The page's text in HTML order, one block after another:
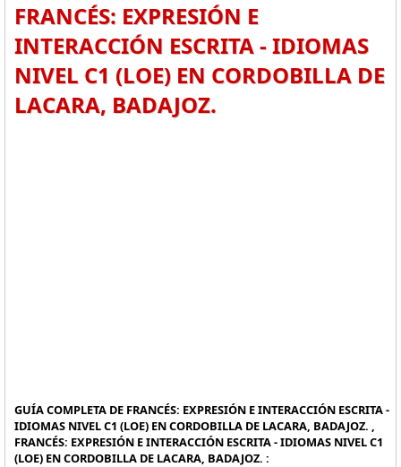
FRANCÉS: EXPRESIÓN E
INTERACCIÓN ESCRITA - IDIOMAS
NIVEL C1 (LOE) EN CORDOBILLA DE
LACARA, BADAJOZ.
GUÍA COMPLETA DE FRANCÉS: EXPRESIÓN E INTERACCIÓN ESCRITA -
IDIOMAS NIVEL C1 (LOE) EN CORDOBILLA DE LACARA, BADAJOZ. ,
FRANCÉS: EXPRESIÓN E INTERACCIÓN ESCRITA - IDIOMAS NIVEL C1
(LOE) EN CORDOBILLA DE LACARA, BADAJOZ. :